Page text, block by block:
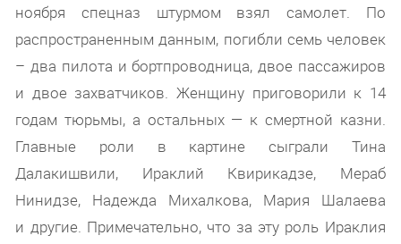
ноября спецназ штурмом взял самолет. По
распространенным данным, погибли семь человек
– два пилота и бортпроводница, двое пассажиров
и двое захватчиков. Женщину приговорили к 14
годам тюрьмы, а остальных — к смертной казни.
Главные роли в картине сыграли Тина
Далакишвили, Ираклий Квирикадзе, Мераб
Нинидзе, Надежда Михалкова, Мария Шалаева
и другие. Примечательно, что за эту роль Ираклия